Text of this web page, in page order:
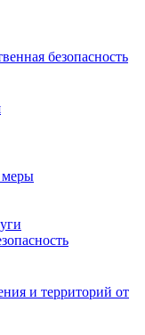
безопасность
меры
и территорий от